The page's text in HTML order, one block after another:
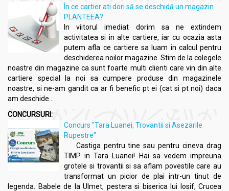
pentru care vă recomandăm să consultați specialistul
înainte de administrare.
Dacă simptomele persistă sau se agravează, încetați
administrarea și consultați specialistul. Unele persoane
pot avea reacții alergice, stare de vomă, dureri
intestinale sau diaree. În acest caz încetați utilizarea.
Consultați specialistul înainte de utilizare dacă suferiți
de ulcer gastroduodenal sau gastrită, sau dacă urmați
tratamente antiplachetare, anticoagulante,
antiinflamatoare, sau cu antibiotice, sau dacă ați suferit
alergie la latex sau la fructe.
Nu utilizați dacă sunteți însărcinată sau alăptați.
A nu se lăsa la vederea și la îndemâna copiilor.
A nu se depăși doza recomandată pentru consumul
zilnic.
Suplimentele alimentare nu înlocuiesc o dietă variată și
echilibrată și un mod de viată sănătos.
În ce cartier ati dori să se deschidă un magazin
PLANTEEA?
In viitorul imediat dorim sa ne extindem
activitatea si in alte cartiere, iar cu ocazia asta
putem afla ce cartiere sa luam in calcul pentru
deschiderea noilor magazine. Stim de la colegele
noastre din magazine ca sunt foarte multi clienti care vin din alte
cartiere special la noi sa cumpere produse din magazinele
noastre, si ne-am gandit ca ar fi benefic pt ei (cat si pt noi) daca
am deschide...
CONCURSURI:
Concurs "Tara Luanei, Trovantii si Asezarile
Rupestre"
Castiga pentru tine sau pentru cineva drag
TIMP in Tara Luanei! Hai sa vedem impreuna
grotele si trovantii si sa aflam povestile care au
transformat un picior de plai intr-un tinut de
legenda. Babele de la Ulmet, pestera si biserica lui Iosif, Crucea